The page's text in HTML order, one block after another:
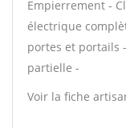
Empierrement -
électrique
portes et portails
partielle -
Voir la fiche